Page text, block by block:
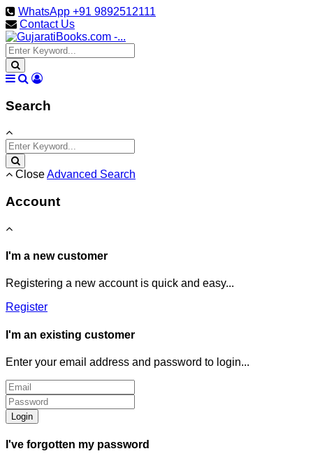
WhatsApp +91 9892512111
Contact Us
Search
CloseAdvanced Search
Account
I'm a new customer
Registering a new account is quick and easy...
Register
I'm an existing customer
Enter your email address and password to login...
Login
I've forgotten my password